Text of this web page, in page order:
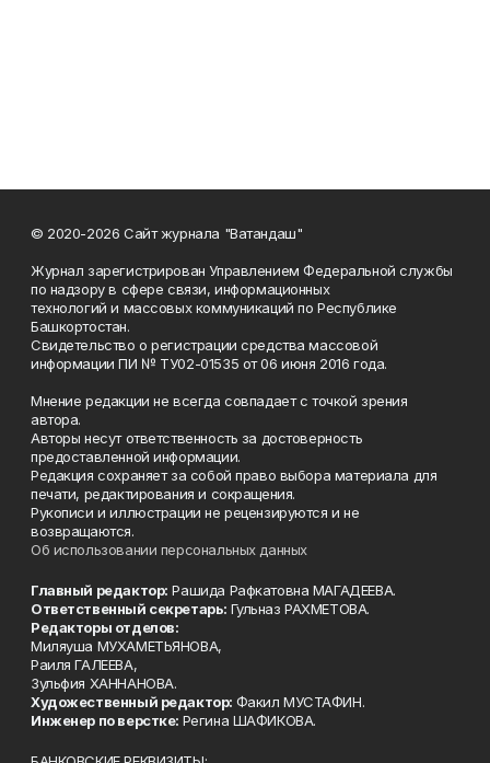
© 2020-2026 Сайт журнала "Ватандаш"
Журнал зарегистрирован Управлением Федеральной службы
по надзору в сфере связи, информационных
технологий и массовых коммуникаций по Республике
Башкортостан.
Свидетельство о регистрации средства массовой
информации ПИ № ТУ02-01535 от 06 июня 2016 года.
Мнение редакции не всегда совпадает с точкой зрения
автора.
Авторы несут ответственность за достоверность
предоставленной информации.
Редакция сохраняет за собой право выбора материала для
печати, редактирования и сокращения.
Рукописи и иллюстрации не рецензируются и не
возвращаются.
Об использовании персональных данных
Главный редактор: Рашида Рафкатовна МАГАДЕЕВА.
Ответственный секретарь: Гульназ РАХМЕТОВА.
Редакторы отделов:
Миляуша МУХАМЕТЬЯНОВА,
Раиля ГАЛЕЕВА,
Зульфия ХАННАНОВА.
Художественный редактор: Факил МУСТАФИН.
Инженер по верстке: Регина ШАФИКОВА.